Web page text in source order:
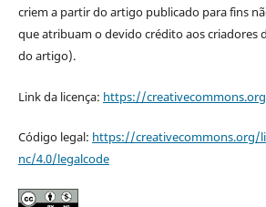
criem a partir do artigo publicado para fins
que atribuam o devido crédito aos criadores
do artigo).
Link da licença: https://
Código legal: https://creativecommons.org/
nc/4.0/legalcode